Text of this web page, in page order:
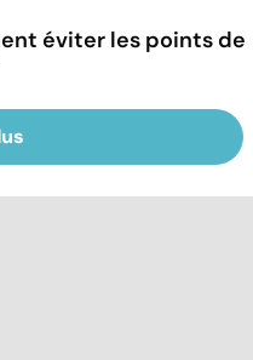
éviter les points de